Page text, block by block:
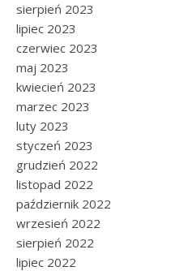
sierpień 2023
lipiec 2023
czerwiec 2023
maj 2023
kwiecień 2023
marzec 2023
luty 2023
styczeń 2023
grudzień 2022
listopad 2022
październik 2022
wrzesień 2022
sierpień 2022
lipiec 2022